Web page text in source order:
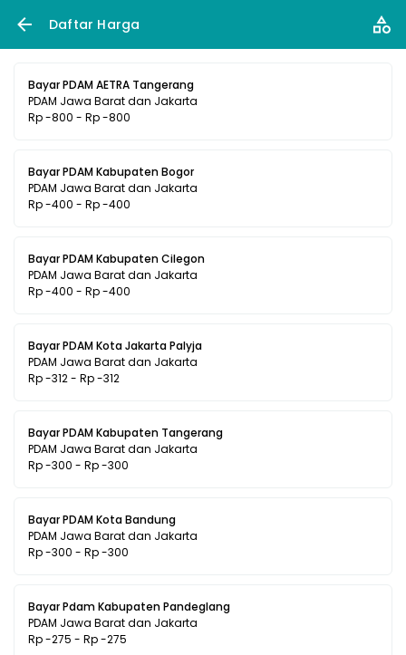
Daftar Harga
Bayar PDAM AETRA Tangerang
PDAM Jawa Barat dan Jakarta
Rp -800 - Rp -800
Bayar PDAM Kabupaten Bogor
PDAM Jawa Barat dan Jakarta
Rp -400 - Rp -400
Bayar PDAM Kabupaten Cilegon
PDAM Jawa Barat dan Jakarta
Rp -400 - Rp -400
Bayar PDAM Kota Jakarta Palyja
PDAM Jawa Barat dan Jakarta
Rp -312 - Rp -312
Bayar PDAM Kabupaten Tangerang
PDAM Jawa Barat dan Jakarta
Rp -300 - Rp -300
Bayar PDAM Kota Bandung
PDAM Jawa Barat dan Jakarta
Rp -300 - Rp -300
Bayar Pdam Kabupaten Pandeglang
PDAM Jawa Barat dan Jakarta
Rp -275 - Rp -275